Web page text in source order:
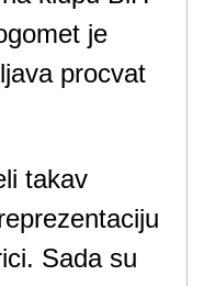
je
procvat
takav
Sada su